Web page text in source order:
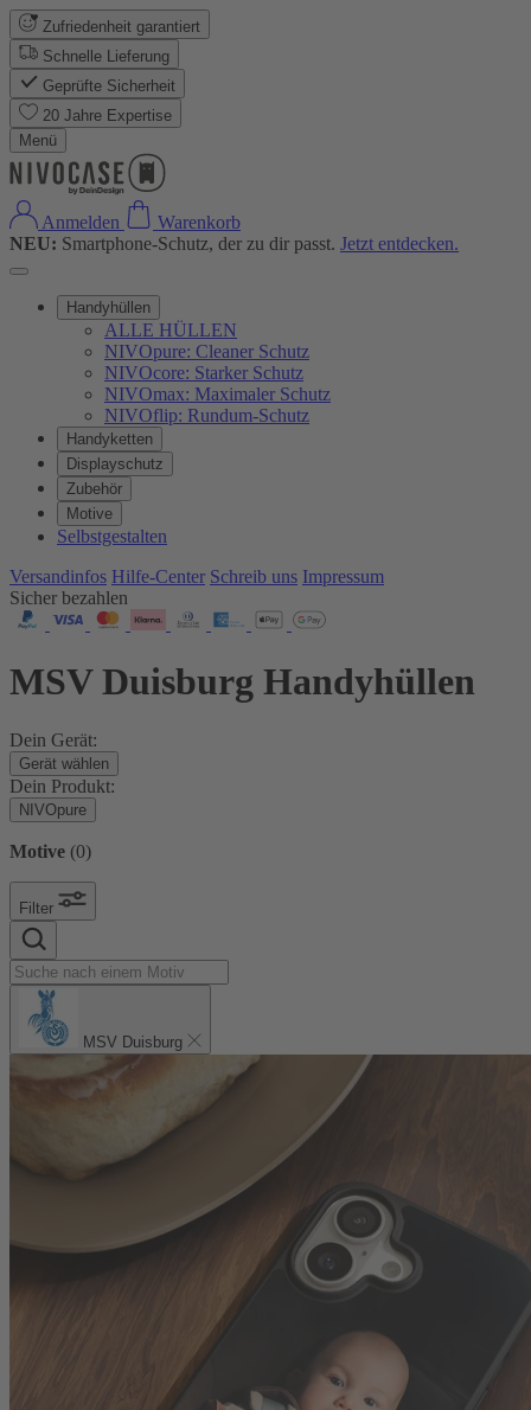
Zufriedenheit garantiert
Schnelle Lieferung
Geprüfte Sicherheit
20 Jahre Expertise
Menü
Anmelden
Warenkorb
NEU: Smartphone-Schutz, der zu dir passt. Jetzt entdecken.
Handyhüllen
ALLE HÜLLEN
NIVOpure: Cleaner Schutz
NIVOcore: Starker Schutz
NIVOmax: Maximaler Schutz
NIVOflip: Rundum-Schutz
Handyketten
Displayschutz
Zubehör
Motive
Selbstgestalten
Versandinfos Hilfe-Center Schreib uns Impressum
Sicher bezahlen
MSV Duisburg Handyhüllen
Dein Gerät:
Gerät wählen
Dein Produkt:
NIVOpure
Motive (0)
Filter
MSV Duisburg